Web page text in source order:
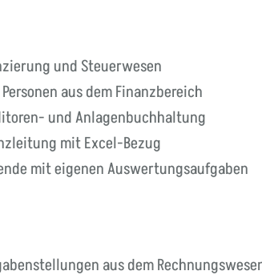
und Steuerwesen
aus dem Finanzbereich
und Anlagenbuchhaltung
mit Excel-Bezug
mit eigenen Auswertungsaufgaben
aus dem